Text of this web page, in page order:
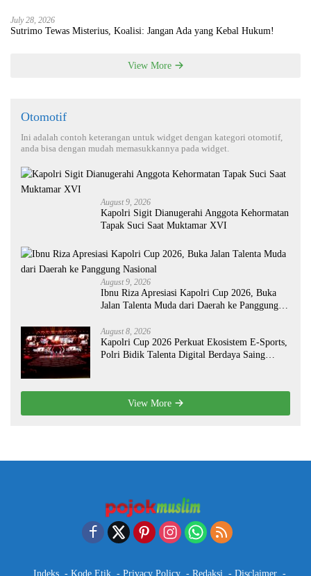
July 28, 2026
Sutrimo Tewas Misterius, Koalisi: Jangan Ada yang Kebal Hukum!
View More
Otomotif
Ini adalah contoh keterangan untuk widget dengan kategori otomotif,
anda bisa dengan mudah memasukkannya pada widget.
August 9, 2026
Kapolri Sigit Dianugerahi Anggota Kehormatan
Tapak Suci Saat Muktamar XVI
August 9, 2026
Ibnu Riza Apresiasi Kapolri Cup 2026, Buka
Jalan Talenta Muda dari Daerah ke Panggung
August 8, 2026
Kapolri Cup 2026 Perkuat Ekosistem E-Sports,
Polri Bidik Talenta Digital Berdaya Saing
View More
Indeks Kode Etik Privacy Policy Redaksi Disclaimer